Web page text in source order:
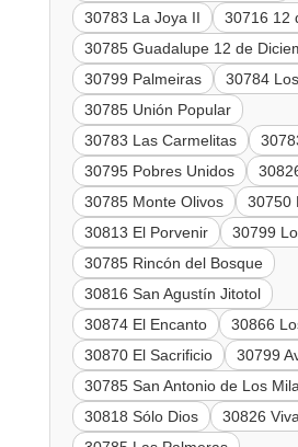
30783 La Joya II
30716 12
30785 Guadalupe 12 de
30799 Palmeiras
30784
30785 Unión Popular
30783 Las Carmelitas
30795 Pobres Unidos
30785 Monte Olivos
30750
30813 El Porvenir
30799
30785 Rincón del Bosque
30816 San Agustín Jitotol
30874 El Encanto
30866
30870 El Sacrificio
30799
30785 San Antonio de Los
30818 Sólo Dios
30826